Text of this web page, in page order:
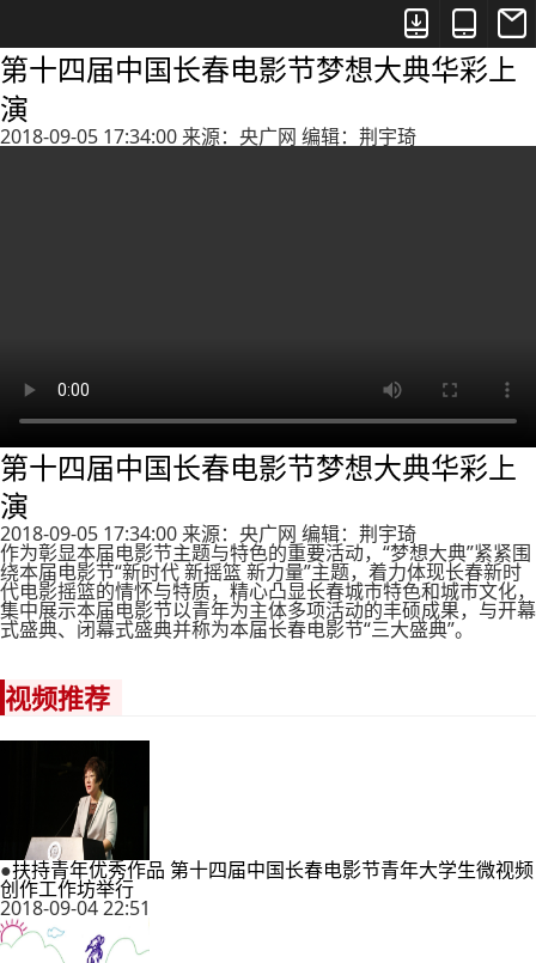



第十四届中国长春电影节梦想大典华彩上
演
2018-09-05 17:34:00 来源：央广网 编辑：荆宇琦
第十四届中国长春电影节梦想大典华彩上
演
2018-09-05 17:34:00 来源：央广网 编辑：荆宇琦
作为彰显本届电影节主题与特色的重要活动，“梦想大典”紧紧围
绕本届电影节“新时代 新摇篮 新力量”主题，着力体现长春新时
代电影摇篮的情怀与特质，精心凸显长春城市特色和城市文化，
集中展示本届电影节以青年为主体多项活动的丰硕成果，与开幕
式盛典、闭幕式盛典并称为本届长春电影节“三大盛典”。
视频推荐
●扶持青年优秀作品 第十四届中国长春电影节青年大学生微视频
创作工作坊举行
2018-09-04 22:51